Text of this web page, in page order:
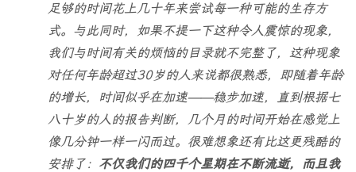
足够的时间花上几十年来尝试每一种可能的生存方
式。与此同时，如果不提一下这种令人震惊的现象，
我们与时间有关的烦恼的目录就不完整了，这种现象
对任何年龄超过30岁的人来说都很熟悉，即随着年龄
的增长，时间似乎在加速——稳步加速，直到根据七
八十岁的人的报告判断，几个月的时间开始在感觉上
像几分钟一样一闪而过。很难想象还有比这更残酷的
安排了： 不仅我们的四千个星期在不断流逝，而且我